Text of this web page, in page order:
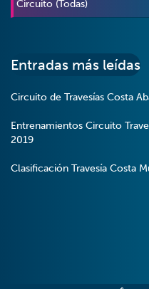
Circuito (Todas)
Entradas más leídas
Circuito de Travesías Costa
Entrenamientos Circuito
2019
Clasificación Travesía Costa